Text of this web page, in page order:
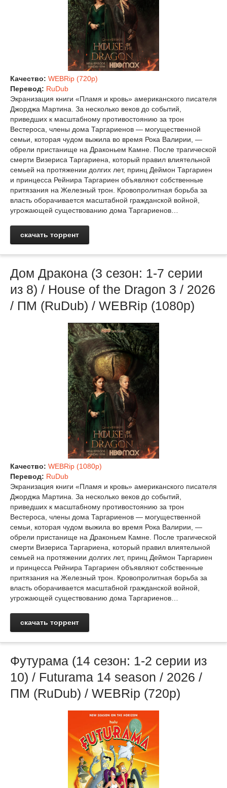
Качество: WEBRip (720p)
Перевод: RuDub
Экранизация книги «Пламя и кровь» американского писателя
Джорджа Мартина. За несколько веков до событий,
приведших к масштабному противостоянию за трон
Вестероса, члены дома Таргариенов — могущественной
семьи, которая чудом выжила во время Рока Валирии, —
обрели пристанище на Драконьем Камне. После трагической
смерти Визериса Таргариена, который правил влиятельной
семьей на протяжении долгих лет, принц Деймон Таргариен
и принцесса Рейнира Таргариен объявляют собственные
притязания на Железный трон. Кровопролитная борьба за
власть оборачивается масштабной гражданской войной,
угрожающей существованию дома Таргариенов…
скачать торрент
Дом Дракона (3 сезон: 1-7 серии
из 8) / House of the Dragon 3 / 2026
/ ПМ (RuDub) / WEBRip (1080р)
Качество: WEBRip (1080p)
Перевод: RuDub
Экранизация книги «Пламя и кровь» американского писателя
Джорджа Мартина. За несколько веков до событий,
приведших к масштабному противостоянию за трон
Вестероса, члены дома Таргариенов — могущественной
семьи, которая чудом выжила во время Рока Валирии, —
обрели пристанище на Драконьем Камне. После трагической
смерти Визериса Таргариена, который правил влиятельной
семьей на протяжении долгих лет, принц Деймон Таргариен
и принцесса Рейнира Таргариен объявляют собственные
притязания на Железный трон. Кровопролитная борьба за
власть оборачивается масштабной гражданской войной,
угрожающей существованию дома Таргариенов…
скачать торрент
Футурама (14 сезон: 1-2 серии из
10) / Futurama 14 season / 2026 /
ПМ (RuDub) / WEBRip (720р)